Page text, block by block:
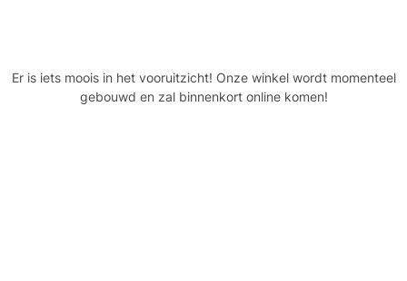
Er is iets moois in het vooruitzicht! Onze winkel wordt momenteel
gebouwd en zal binnenkort online komen!